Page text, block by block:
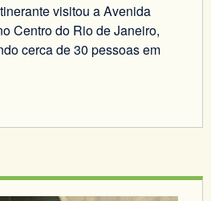
visitou a Avenida
Centro do Rio de Janeiro,
cerca de 30 pessoas em